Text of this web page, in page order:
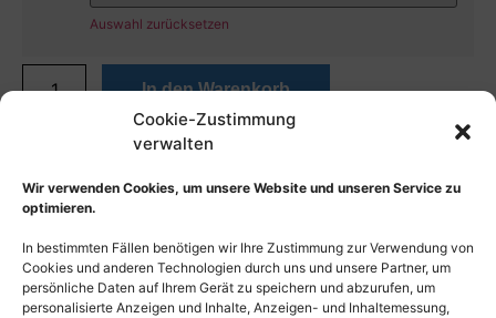
Cookie-Zustimmung
verwalten
Wir verwenden Cookies, um unsere Website und unseren Service zu
optimieren.
In bestimmten Fällen benötigen wir Ihre Zustimmung zur Verwendung von
Cookies und anderen Technologien durch uns und unsere Partner, um
persönliche Daten auf Ihrem Gerät zu speichern und abzurufen, um
personalisierte Anzeigen und Inhalte, Anzeigen- und Inhaltemessung,
Auswahl zurücksetzen
In den Warenkorb